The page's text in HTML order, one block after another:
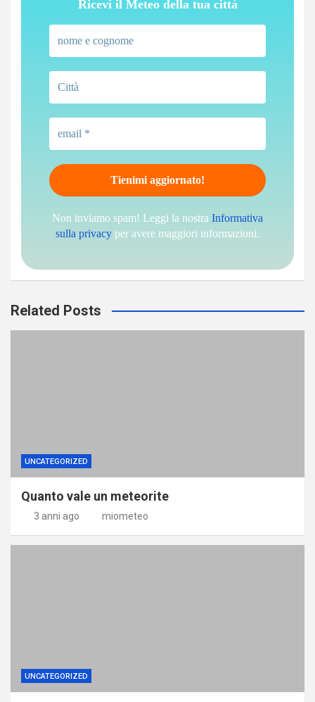
Ricevi il Meteo della tua città
Non inviamo spam! Leggi la nostra Informativa
sulla privacy per avere maggiori informazioni.
Related Posts
UNCATEGORIZED
Quanto vale un meteorite
3 anni ago miometeo
UNCATEGORIZED